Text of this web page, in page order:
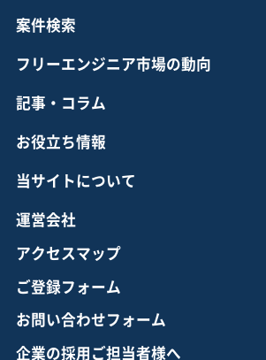
案件検索
フリーエンジニア市場の動向
記事・コラム
お役立ち情報
当サイトについて
運営会社
アクセスマップ
ご登録フォーム
お問い合わせフォーム
企業の採用ご担当者様へ